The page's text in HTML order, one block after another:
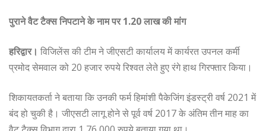
पुराने वैट टैक्स निपटाने के नाम पर 1.20 लाख की मांग
हरिद्वार। विजिलेंस की टीम ने जीएसटी कार्यालय में कार्यरत उपनल कर्मी
प्रमोद सेमवाल को 20 हजार रुपये रिश्वत लेते हुए रंगे हाथ गिरफ्तार किया।
शिकायतकर्ता ने बताया कि उनकी फर्म हिमांशी पैकेजिंग इंडस्ट्री वर्ष 2021 में
बंद हो चुकी है। जीएसटी लागू होने से पूर्व वर्ष 2017 के अंतिम तीन माह का